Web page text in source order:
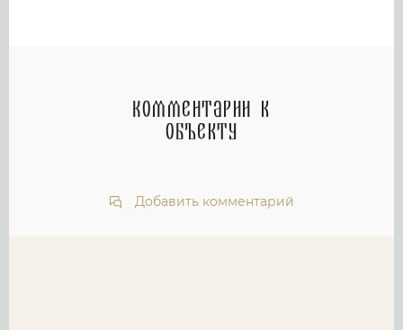
Комментарии к
объекту
Добавить комментарий